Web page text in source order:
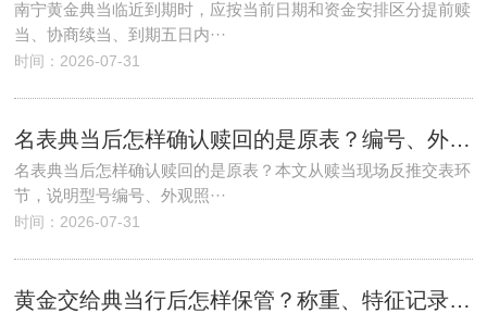
南宁黄金典当临近到期时，应按当前日期和资金安排区分提前赎
当、协商续当、到期五日内···
时间：2026-07-31
名表典当后怎样确认赎回的是原表？编号、外观、附件和封存记录要对应
名表典当后怎样确认赎回的是原表？本文从赎当现场反推交表环
节，说明型号编号、外观照···
时间：2026-07-31
黄金交给典当行后怎样保管？称重、特征记录、封存与赎回逐项看